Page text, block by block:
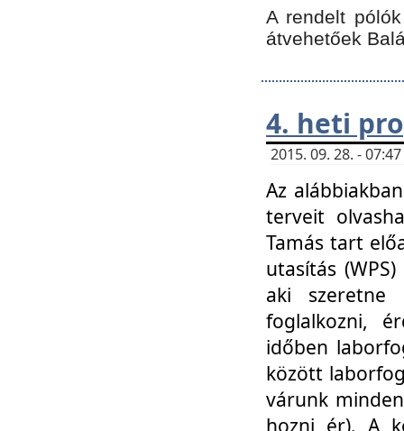
A rendelt
átvehetőek
4. heti
2015. 09. 28. -
Az
terveit
Tamás tart
utasítás
aki szeretne
foglalkozni,
időben
között
várunk
hozni ér). A